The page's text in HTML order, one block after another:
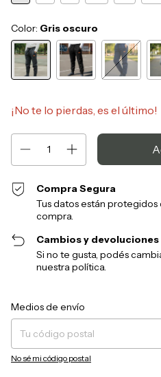
Color: Gris oscuro
¡No te lo pierdas, es el último!
Compra Segura
Tus datos están
compra.
Cambios y devoluciones
Si no te gusta, podés
nuestra política.
Entregas para el CP:
Medios de envío
No sé mi código postal